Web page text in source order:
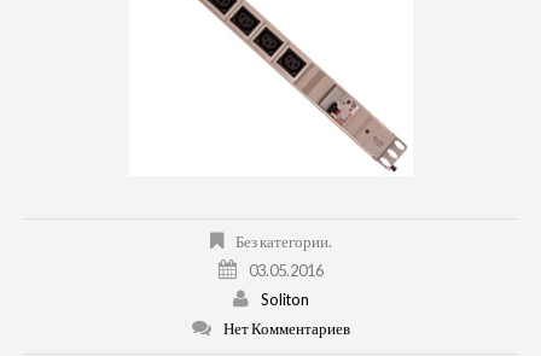
Без категории.
03.05.2016
Soliton
Нет Комментариев